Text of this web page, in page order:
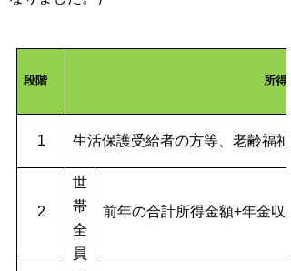
段階 所得
1 生活保護受給者の方等、老齢福祉
2
世
帯
全
員
前年の合計所得金額+年金